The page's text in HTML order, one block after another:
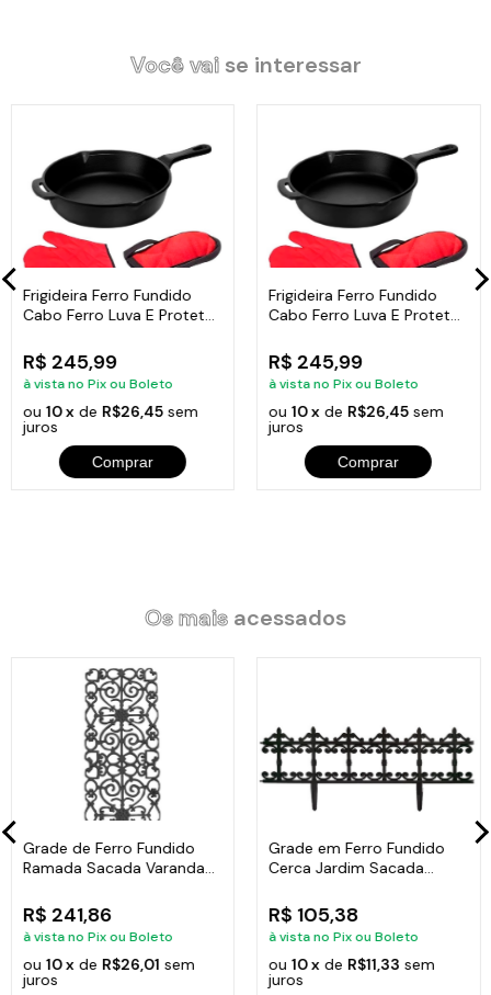
Frigideira Cabo de Ferro
Medidas: 29cm diâmetro e bordas de 5 cm de altura.
Itens Inclusos:
01 Frigideira Cabo de Ferro Sem Tampa 29cm
01 Protetor Térmico
Codigo:
Você vaise interessar
Frigideira Ferro Fundido
Cabo Ferro Luva E Protetor
R$ 245,99
à vista no Pix ou Boleto
ou 10 xde R$26,45sem
juros
Comprar
Frigideira Ferro Fundido
Cabo Ferro Luva E Protetor
R$ 245,99
à vista no Pix ou Boleto
ou 10 xde R$26,45sem
juros
Comprar
Os mais acessados
Grade de Ferro Fundido
Ramada Sacada Varanda
R$ 241,86
à vista no Pix ou Boleto
ou 10 xde R$26,01 sem
juros
Grade em Ferro Fundido
Cerca Jardim Sacada
R$ 105,38
à vista no Pix ou Boleto
ou 10 xde R$11,33 sem
juros